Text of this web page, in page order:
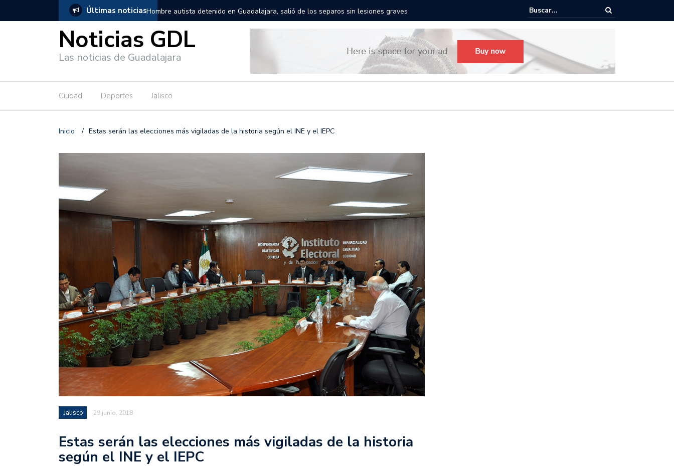
Últimas noticias
salió de los separos sin lesiones graves Títeres gigantes recorrerán las calles de Guadalajara: aparta la fecha Todo listo para el Festival Desfile Día de Muertos 2025 en Guadalajara
Noticias GDL
Las noticias de Guadalajara
Ciudad Deportes Jalisco
Inicio / Estas serán las elecciones más vigiladas de la historia según el INE y el IEPC
Jalisco 29 junio, 2018
Estas serán las elecciones más vigiladas de la historia
según el INE y el IEPC